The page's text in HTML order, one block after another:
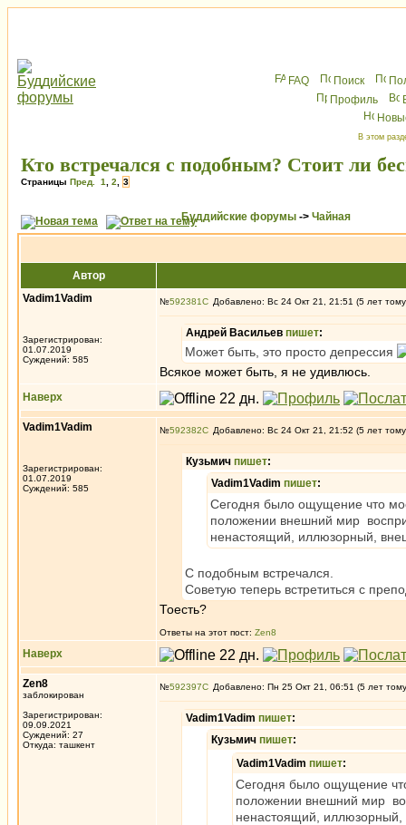
FAQ Поиск
Профиль
В этом
Кто встречался с подобным? Стоит ли
Страницы Пред. 1 2 3
Буддийские форумы -> Чайная
Автор
Vadim1Vadim
Зарегистрирован:
01.07.2019
Суждений: 585
№592381 Добавлено: Вс 24 Окт 21, 21:51 (5 лет
Андрей Васильев пишет:
Может быть, это просто депрессия
Всякое может быть, я не удивлюсь.
Наверх
Vadim1Vadim
Зарегистрирован:
01.07.2019
Суждений: 585
№592382 Добавлено: Вс 24 Окт 21, 21:52 (5 лет
Кузьмич пишет:
Vadim1Vadim пишет:
Сегодня было ощущение что
положении внешний мир
ненастоящий, иллюзорный,
С подобным встречался.
Советую теперь встретиться с
Тоесть?
Ответы на этот пост: Zen8
Наверх
Zen8
заблокирован
Зарегистрирован:
09.09.2021
Суждений: 27
Откуда: ташкент
№592397 Добавлено: Пн 25 Окт 21, 06:51 (5 лет
Vadim1Vadim пишет:
Кузьмич пишет:
Vadim1Vadim пишет:
Сегодня было ощущение
положении внешний мир
ненастоящий,